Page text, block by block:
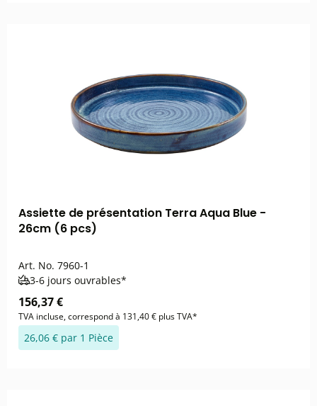
Assiette de présentation Terra Aqua Blue -
26cm (6 pcs)
Art. No. 7960-1
3-6 jours ouvrables*
156,37 €
TVA incluse, correspond à 131,40 € plus TVA*
26,06 € par 1 Pièce